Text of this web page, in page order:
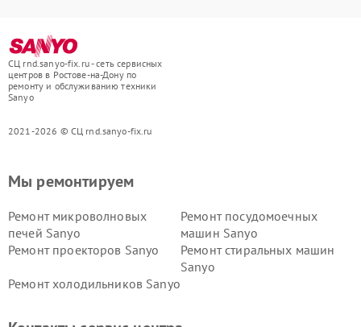
СЦ rnd.sanyo-fix.ru - сеть сервисных
центров в Ростове-на-Дону по
ремонту и обслуживанию техники
Sanyo
2021-2026 © СЦ rnd.sanyo-fix.ru
Мы ремонтируем
Ремонт микроволновых
печей Sanyo
Ремонт посудомоечных
машин Sanyo
Ремонт проекторов Sanyo
Ремонт стиральных машин
Sanyo
Ремонт холодильников Sanyo